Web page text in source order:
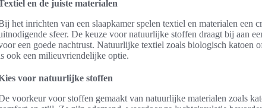
en de juiste materialen
het inrichten van een slaapkamer spelen textiel en materialen een
sfeer. De keuze voor natuurlijke stoffen draagt bij aan
een goede nachtrust. Natuurlijke textiel zoals biologisch katoen
ook een milieuvriendelijke optie.
voor natuurlijke stoffen
voorkeur voor stoffen gemaakt van natuurlijke materialen zoals